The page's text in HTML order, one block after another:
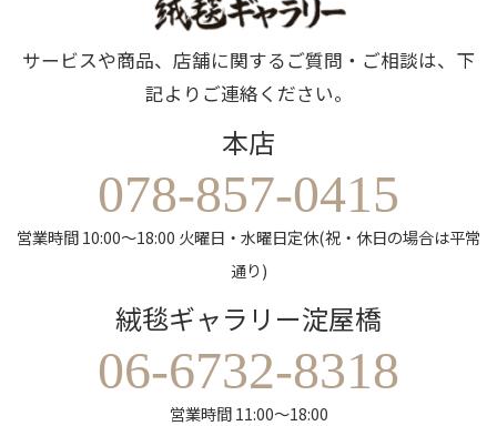
サービスや商品、店舗に関するご質問・ご相談は、下
記よりご連絡ください。
本店
078-857-0415
営業時間 10:00～18:00 火曜日・水曜日定休(祝・休日の場合は平常
通り)
絨毯ギャラリー淀屋橋
06-6732-8318
営業時間 11:00～18:00